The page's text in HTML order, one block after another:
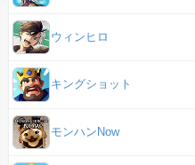
ウィンヒロ
キングショット
モンハンNow